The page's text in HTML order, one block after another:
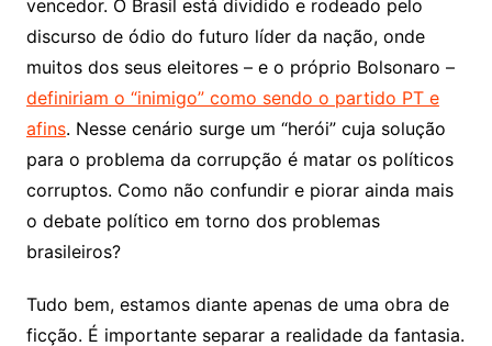
vencedor. O Brasil está dividido e rodeado pelo
discurso de ódio do futuro líder da nação, onde
muitos dos seus eleitores – e o próprio Bolsonaro –
definiriam o “inimigo” como sendo o partido PT e
afins. Nesse cenário surge um “herói” cuja solução
para o problema da corrupção é matar os políticos
corruptos. Como não confundir e piorar ainda mais
o debate político em torno dos problemas
brasileiros?
Tudo bem, estamos diante apenas de uma obra de
ficção. É importante separar a realidade da fantasia.